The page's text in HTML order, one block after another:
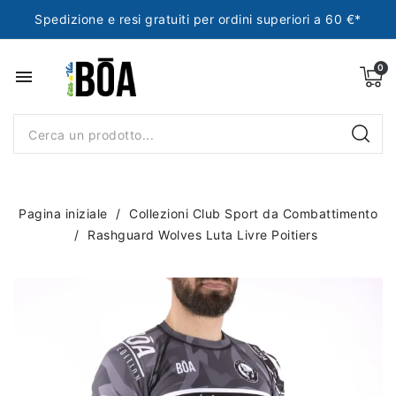
Spedizione e resi gratuiti per ordini superiori a 60 €*
menu
Pagina iniziale
Collezioni Club Sport da Combattimento
Rashguard Wolves Luta Livre Poitiers